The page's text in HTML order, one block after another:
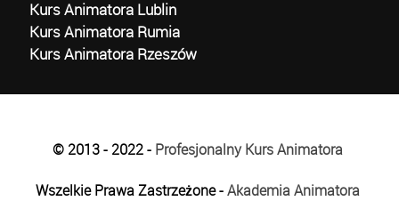
Kurs Animatora Lublin
Kurs Animatora Rumia
Kurs Animatora Rzeszów
© 2013 - 2022 - Profesjonalny Kurs Animatora
Wszelkie Prawa Zastrzeżone -Akademia Animatora